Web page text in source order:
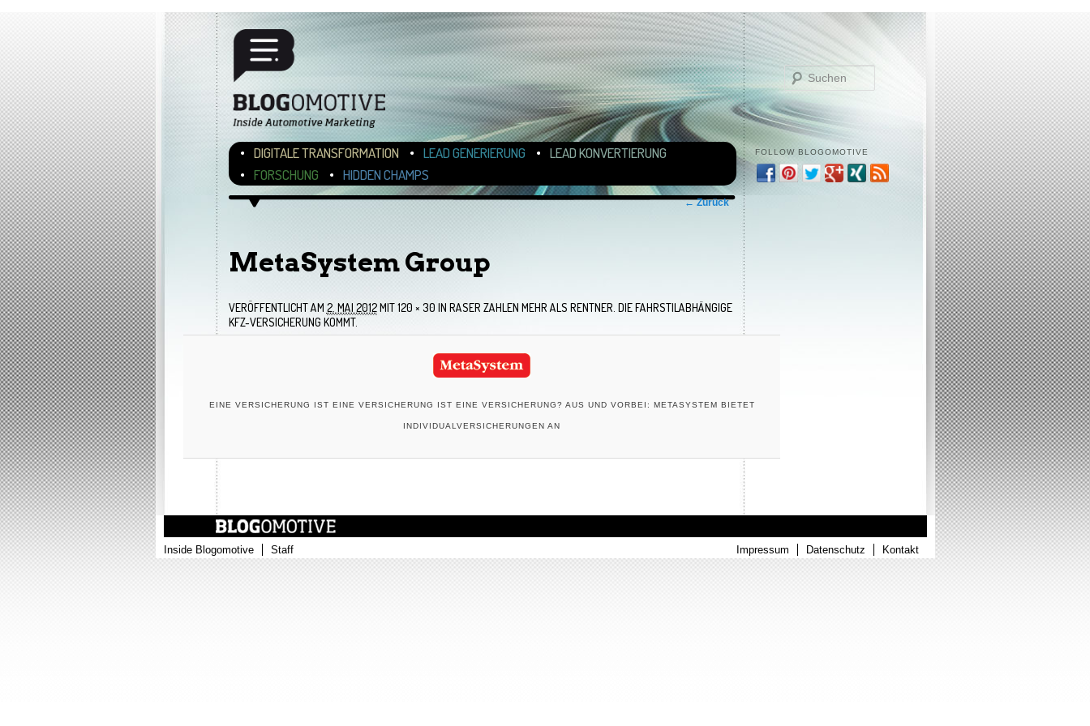
Hauptmenü
ZUM INHALT WECHSELN
ZUM SEKUNDÄREN INHALT WECHSELN
DIGITALE TRANSFORMATION LEAD GENERIERUNG
LEAD KONVERTIERUNG
FORSCHUNG
HIDDEN CHAMPS
FOLLOW BLOGOMOTIVE
Bilder-Navigation ← Zurück
MetaSystem Group
VERÖFFENTLICHT AM 2. MAI 2012MIT120 × 30 IN RASER ZAHLEN MEHR ALS RENTNER. DIE FAHRSTILABHÄNGIGE
KFZ-VERSICHERUNG KOMMT.
EINE VERSICHERUNG IST EINE VERSICHERUNG IST EINE VERSICHERUNG? AUS UND VORBEI: METASYSTEM BIETET
INDIVIDUALVERSICHERUNGEN AN
Inside Blogomotive Staff Impressum Datenschutz Kontakt